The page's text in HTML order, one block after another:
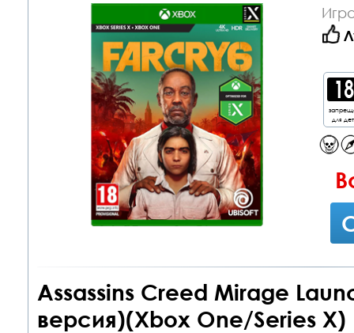
для
Assassins Creed Mirage
версия)(Xbox One/Series X)